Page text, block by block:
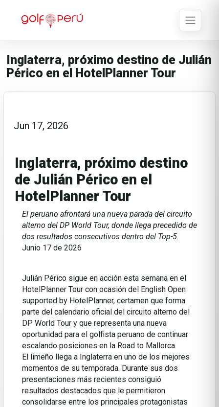
Inglaterra, próximo destino de Julián
Périco en el HotelPlanner Tour
Jun 17, 2026
Inglaterra, próximo destino
de Julián Périco en el
HotelPlanner Tour
El peruano afrontará una nueva parada del circuito
alterno del DP World Tour, donde llega precedido de
dos resultados consecutivos dentro del Top-5.
Junio 17 de 2026
Julián Périco sigue en acción esta semana en el
HotelPlanner Tour con ocasión del English Open
supported by HotelPlanner, certamen que forma
parte del calendario oficial del circuito alterno del
DP World Tour y que representa una nueva
oportunidad para el golfista peruano de continuar
escalando posiciones en la Road to Mallorca.
El limeño llega a Inglaterra en uno de los mejores
momentos de su temporada. Durante sus dos
presentaciones más recientes consiguió
resultados destacados que le permitieron
consolidarse entre los principales protagonistas